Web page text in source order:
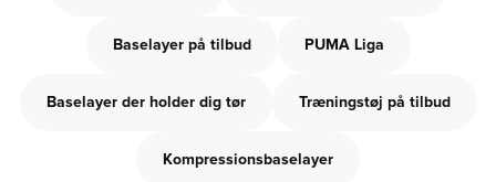
Baselayer på tilbud PUMA Liga
Baselayer der holder dig tør Træningstøj på tilbud
Kompressionsbaselayer